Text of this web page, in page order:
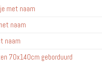
met naam
naam
naam
70x140cm geborduurd